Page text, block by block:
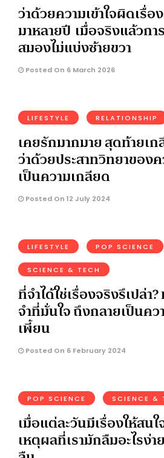
ว่าด้วยความเข้าใจผิดเรื่
มาหลายปี เมื่อจริงแล้วก
สมองไม่แบ่งซ้ายขวา
Posted On 6 March 2026
LIFESTYLE RELATIONSHIP
เคยรักมากมาย สุดท้ายเ
ว่าด้วยประสาทวิทยาของ
เป็นความเกลียด
Posted On 12 July 2024
LIFESTYLE POP SCIENCE
SCIENCE & TECH
ที่จำได้ใช่เรื่องจริงรึเปล่า
จำที่มั่นใจ ถึงกลายเป็นค
เพี้ยน
Posted On 6 February 2024
POP SCIENCE SCIENCE &
เมื่อแต่ละวันมีเรื่องให้สน
เหตุผลที่เรามักลืมอะไรง่